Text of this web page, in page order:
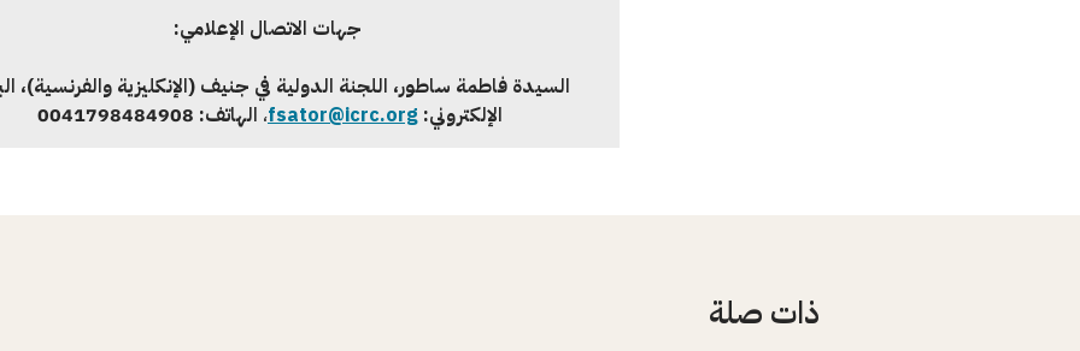
جهات الاتصال الإعلامي:
السيدة فاطمة ساطور، اللجنة الدولية في جنيف (الإنكليزية والفرنسية)،
الإلكتروني: fsator@icrc.org، الهاتف: 0041798484908
ذات صلة